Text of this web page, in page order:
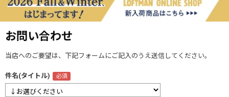
お問い合わせ
当店へのご要望は、下記フォームにご記入のうえ送信してください。
件名(タイトル)